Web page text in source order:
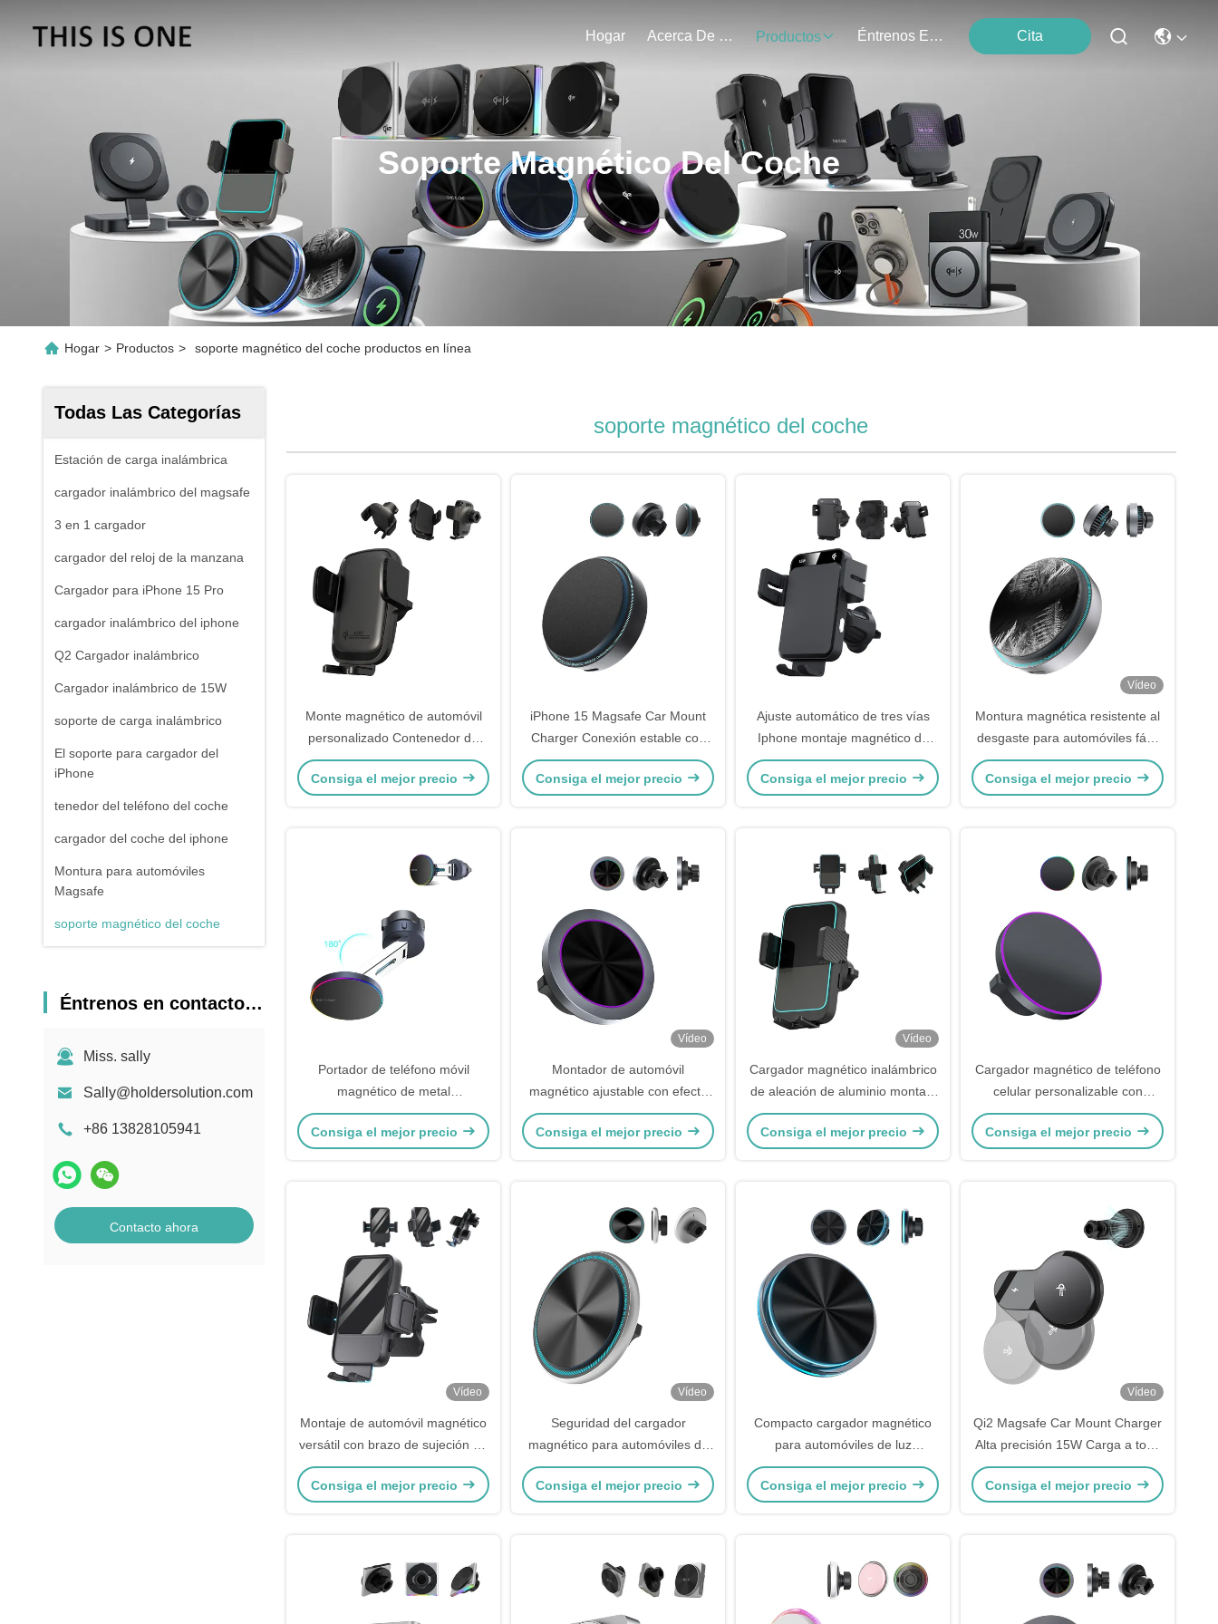
Hogar Acerca De Nosotros Productos Éntrenos En Contacto Con Cita
Soporte Magnético Del Coche
Hogar > Productos > soporte magnético del coche productos en línea
Todas Las Categorías
Estación de carga inalámbrica
cargador inalámbrico del magsafe
3 en 1 cargador
cargador del reloj de la manzana
Cargador para iPhone 15 Pro
cargador inalámbrico del iphone
Q2 Cargador inalámbrico
Cargador inalámbrico de 15W
soporte de carga inalámbrico
El soporte para cargador del
iPhone
tenedor del teléfono del coche
cargador del coche del iphone
Montura para automóviles
Magsafe
soporte magnético del coche
Éntrenos en contacto con
Miss. sally
Sally@holdersolution.com
+86 13828105941
Contacto ahora
soporte magnético del coche
Monte magnético de automóvil
personalizado Contenedor de
condensador montado en el
teléfono magnético
Consiga el mejor precio
iPhone 15 Magsafe Car Mount
Charger Conexión estable con
efecto de iluminación
Consiga el mejor precio
Ajuste automático de tres vías
Iphone montaje magnético de
automóvil con cubierta deslizante
Consiga el mejor precio
Vídeo
Montura magnética resistente al
desgaste para automóviles fácil
de instalar
Consiga el mejor precio
Portador de teléfono móvil
magnético de metal
personalizado con soporte
plegable
Consiga el mejor precio
Vídeo
Montador de automóvil
magnético ajustable con efecto
de luz RGB
Consiga el mejor precio
Vídeo
Cargador magnético inalámbrico
de aleación de aluminio montaje
para automóvil para Samsung Z
Flip
Consiga el mejor precio
Cargador magnético de teléfono
celular personalizable con
función de apagado de luz
Consiga el mejor precio
Vídeo
Montaje de automóvil magnético
versátil con brazo de sujeción de
larga envergadura
Consiga el mejor precio
Vídeo
Seguridad del cargador
magnético para automóviles de
Iphone de metal con protección
contra cortocircuito
Consiga el mejor precio
Compacto cargador magnético
para automóviles de luz
ambiental cargador magnético
para automóviles de iPhone
Consiga el mejor precio
Vídeo
Qi2 Magsafe Car Mount Charger
Alta precisión 15W Carga a toda
velocidad
Consiga el mejor precio